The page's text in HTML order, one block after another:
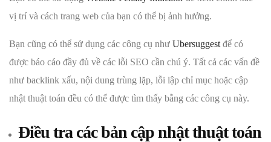
vị trí và cách trang web của bạn có thể bị ảnh hưởng.
Bạn cũng có thể sử dụng các công cụ như Ubersuggest để có
được báo cáo đầy đủ về các lỗi SEO cần chú ý. Tất cả các vấn đề
như backlink xấu, nội dung trùng lặp, lỗi lập chỉ mục hoặc cập
nhật thuật toán đều có thể được tìm thấy bằng các công cụ này.
Điều tra các bản cập nhật thuật toán